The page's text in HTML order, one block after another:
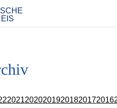
202120202019201820172016